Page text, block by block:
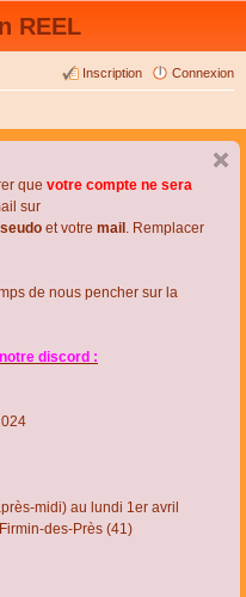
REEL
Connexion
Inscription
que votre compte ne sera
sur
et votre mail . Remplacer
de nous pencher sur la
discord :
midi) au lundi 1er avril
des-Près (41)